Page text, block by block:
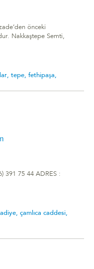
önceki
Nakkaştepe Semti,
tepe, fethipaşa,
391 75 44 ADRES :
çamlıca caddesi,